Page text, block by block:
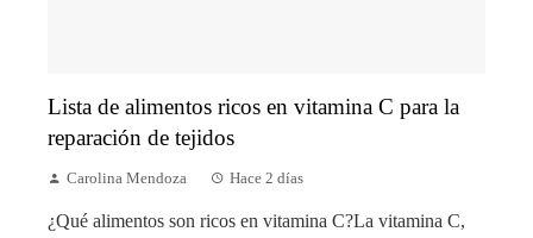
Lista de alimentos ricos en vitamina C para la
reparación de tejidos
Carolina Mendoza Hace 2 días
¿Qué alimentos son ricos en vitamina C?La vitamina C,